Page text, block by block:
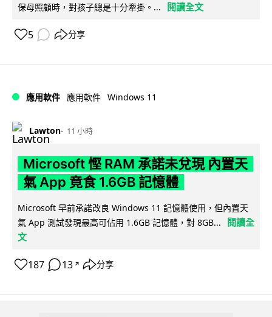
保母照顧時，對孩子總是十分牽掛。...
閱讀全文
5 分享
應用軟件 應用軟件 Windows 11
Lawton 11 小時
Microsoft 慳 RAM 承諾未兌現 內置天
氣 App 竟食 1.6GB 記憶體
Microsoft 早前承諾改良 Windows 11 記憶體使用，但內置天
氣 App 測試發現最高可佔用 1.6GB 記憶體，對 8GB...
閱讀全
文
187 13 ↗ 分享